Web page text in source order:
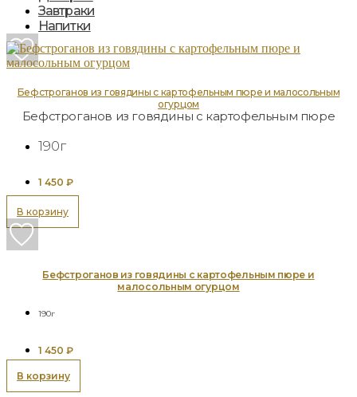
Завтраки
Напитки
Бефстроганов из говядины с картофельным пюре и малосольным
огурцом
Бефстроганов из говядины с картофельным пюре
190г
1 450 ₽
В корзину
Бефстроганов из говядины с картофельным пюре и
малосольным огурцом
190г
1 450 ₽
В корзину